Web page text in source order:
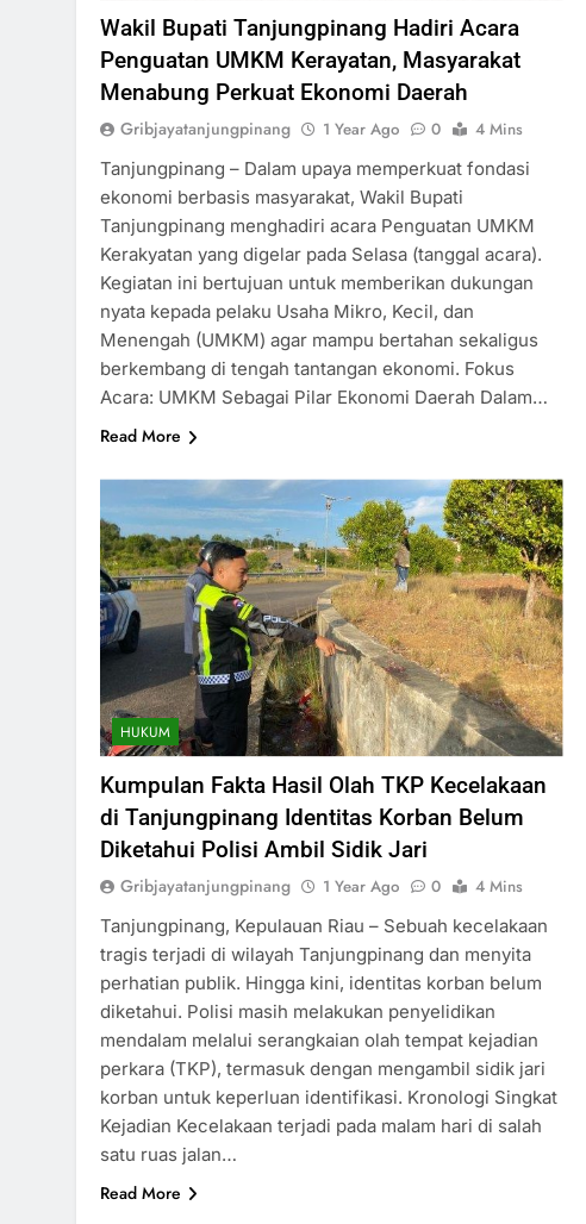
Wakil Bupati Tanjungpinang Hadiri Acara
Penguatan UMKM Kerayatan, Masyarakat
Menabung Perkuat Ekonomi Daerah
Gribjayatanjungpinang 1 Year Ago 0
4 Mins
Tanjungpinang – Dalam upaya memperkuat fondasi
ekonomi berbasis masyarakat, Wakil Bupati
Tanjungpinang menghadiri acara Penguatan UMKM
Kerakyatan yang digelar pada Selasa (tanggal acara).
Kegiatan ini bertujuan untuk memberikan dukungan
nyata kepada pelaku Usaha Mikro, Kecil, dan
Menengah (UMKM) agar mampu bertahan sekaligus
berkembang di tengah tantangan ekonomi. Fokus
Acara: UMKM Sebagai Pilar Ekonomi Daerah Dalam…
Read More
HUKUM
Kumpulan Fakta Hasil Olah TKP Kecelakaan
di Tanjungpinang Identitas Korban Belum
Diketahui Polisi Ambil Sidik Jari
Gribjayatanjungpinang 1 Year Ago 0
4 Mins
Tanjungpinang, Kepulauan Riau – Sebuah kecelakaan
tragis terjadi di wilayah Tanjungpinang dan menyita
perhatian publik. Hingga kini, identitas korban belum
diketahui. Polisi masih melakukan penyelidikan
mendalam melalui serangkaian olah tempat kejadian
perkara (TKP), termasuk dengan mengambil sidik jari
korban untuk keperluan identifikasi. Kronologi Singkat
Kejadian Kecelakaan terjadi pada malam hari di salah
satu ruas jalan…
Read More